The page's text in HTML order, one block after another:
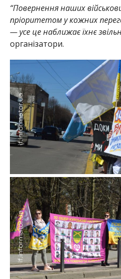
“Повернення наших
пріоритетом у кожних
— усе це наближає їхнє
організатори.